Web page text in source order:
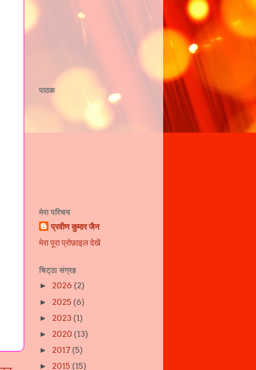
पाठक
मेरा परिचय
प्रवीण कुमार जैन
मेरा पूरा प्रोफ़ाइल देखें
चिट्ठा संग्रह
► 2026 (2)
► 2025 (6)
► 2023 (1)
► 2020 (13)
► 2017(5)
► 2015 (15)